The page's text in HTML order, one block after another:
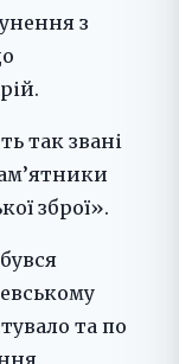
з
так звані
зброї».
та по